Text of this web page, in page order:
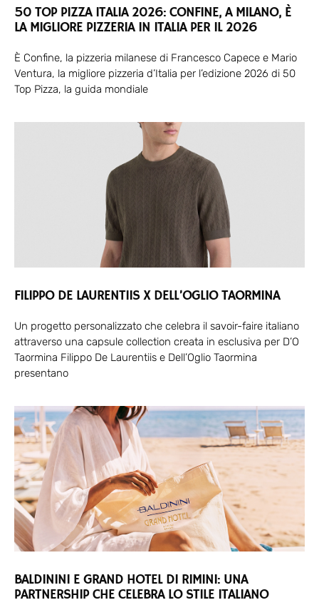
50 TOP PIZZA ITALIA 2026: CONFINE, A MILANO, È
LA MIGLIORE PIZZERIA IN ITALIA PER IL 2026
È Confine, la pizzeria milanese di Francesco Capece e Mario
Ventura, la migliore pizzeria d’Italia per l’edizione 2026 di 50
Top Pizza, la guida mondiale
FILIPPO DE LAURENTIIS X DELL’OGLIO TAORMINA
Un progetto personalizzato che celebra il savoir-faire italiano
attraverso una capsule collection creata in esclusiva per D’O
Taormina Filippo De Laurentiis e Dell’Oglio Taormina
presentano
BALDININI E GRAND HOTEL DI RIMINI: UNA
PARTNERSHIP CHE CELEBRA LO STILE ITALIANO